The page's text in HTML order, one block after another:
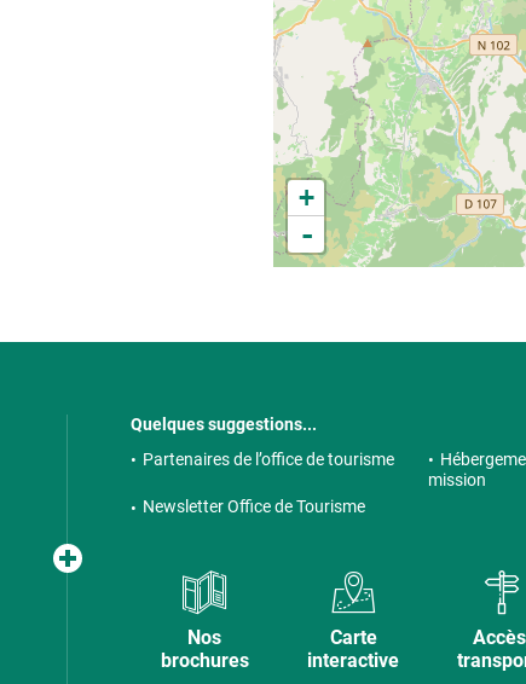
+
-
Quelques suggestions...
Partenaires de l’office de tourisme
mission
Newsletter Office de Tourisme
Nos
brochures
Carte
interactive